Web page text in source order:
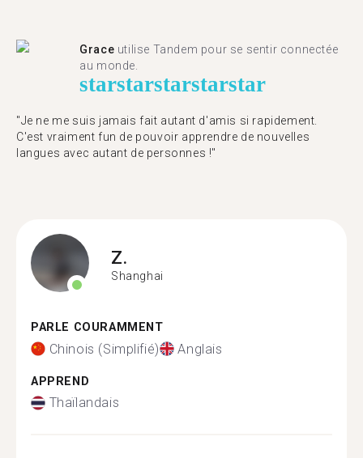
Grace utilise Tandem pour se sentir connectée
au monde.
starstarstarstarstar
"Je ne me suis jamais fait autant d'amis si rapidement.
C'est vraiment fun de pouvoir apprendre de nouvelles
langues avec autant de personnes !"
Z.
Shanghai
PARLE COURAMMENT
Chinois (Simplifié) Anglais
APPREND
Thaïlandais